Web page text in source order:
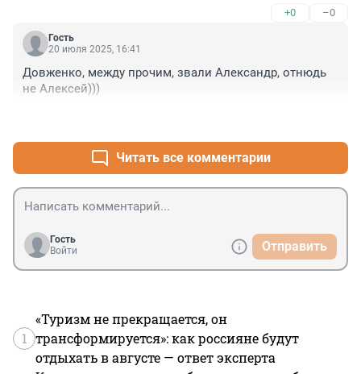
+0 –0
Гость
20 июля 2025, 16:41
Довженко, между прочим, звали Александр, отнюдь
не Алексей)))
Читать все комментарии
Гость
Войти
Отправить
1
«Туризм не прекращается, он
трансформируется»: как россияне будут
отдыхать в августе — ответ эксперта